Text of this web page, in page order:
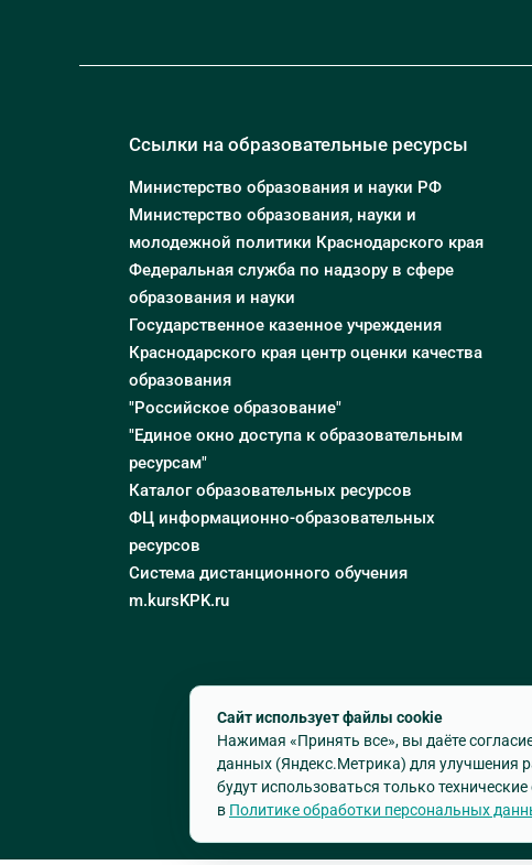
Ссылки на образовательные ресурсы
Министерство образования и науки РФ
Министерство образования, науки и
молодежной политики Краснодарского края
Федеральная служба по надзору в сфере
образования и науки
Государственное казенное учреждения
Краснодарского края центр оценки качества
образования
"Российское образование"
"Единое окно доступа к образовательным
ресурсам"
Каталог образовательных ресурсов
ФЦ информационно-образовательных
ресурсов
Система дистанционного обучения
m.kursKPK.ru
Сайт использует файлы cookie
Нажимая «Принять все», вы даёте
данных (Яндекс.Метрика) для улучшения
будут использоваться только
в Политике обработки персональных